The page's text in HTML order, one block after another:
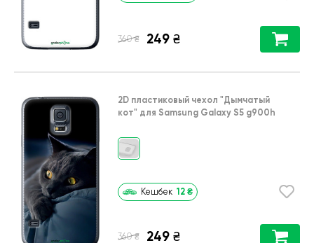
360 ₴ 249 ₴
2D пластиковый чехол "Дымчатый
кот" для Samsung Galaxy S5 g900h
Кешбек 12 ₴
360 ₴ 249 ₴